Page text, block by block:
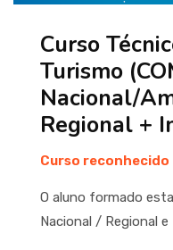
Curso
Turismo
Nacional/
Regional +
Curso reconhecido
O aluno formado
Nacional / Regional